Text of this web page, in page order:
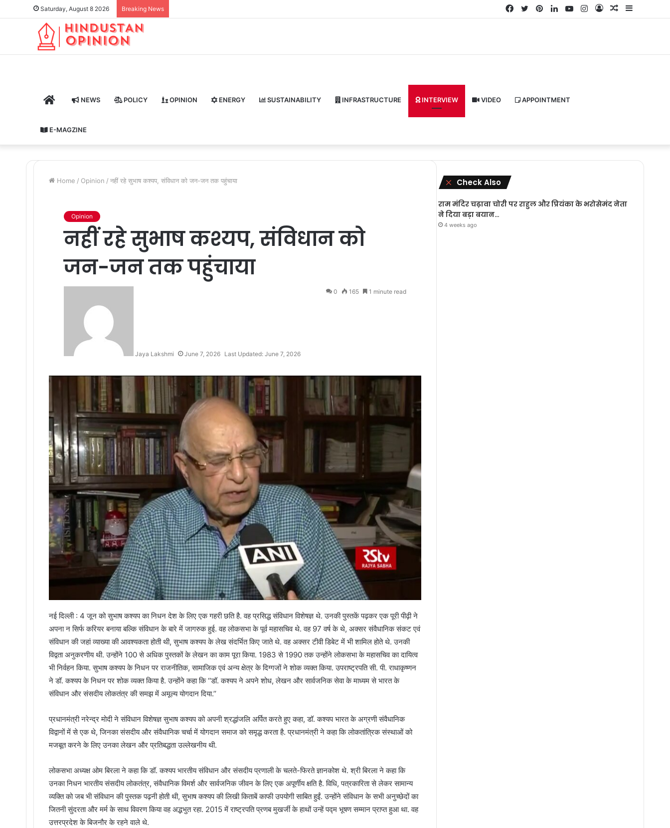
Saturday, August 8 2026 Breaking News Sidebar
Random
Log
Instagram
YouTube
LinkedIn
Pinterest
Twitter
Facebook
HOME NEWS POLICY OPINION ENERGY SUSTAINABILITY INFRASTRUCTURE INTERVIEW VIDEO APPOINTMENT
E-MAGZINE
Home / Opinion / नहीं रहे सुभाष कश्यप, संविधान को जन-जन तक पहुंचाया
Opinion
नहीं रहे सुभाष कश्यप, संविधान को
जन-जन तक पहुंचाया
Jaya Lakshmi June 7, 2026 Last Updated: June 7, 2026
0 165 1 minute read
नई दिल्ली : 4 जून को सुभाष कश्यप का निधन देश के लिए एक गहरी छति है. वह प्रसिद्ध संविधान विशेषज्ञ थे. उनकी पुस्तकें पढ़कर एक पूरी पीढ़ी ने
अपना न सिर्फ करियर बनाया बल्कि संविधान के बारे में जागरुक हुई. वह लोकसभा के पूर्व महासचिव थे. वह 97 वर्ष के थे, अक्सर संवैधानिक संकट एवं
संविधान की जहां व्याख्या की आवश्यकता होती थी, सुभाष कश्यप के लेख संदर्भित किए जाते थे. वह अक्सर टीवी डिबेट में भी शामिल होते थे. उनकी
विद्वता अनुकरणीय थी. उन्‍होंने 100 से अधिक पुस्तकों के लेखन का काम पूरा किया. 1983 से 1990 तक उन्होंने लोकसभा के महासचिव का दायित्व
भी निर्वहन किया. सुभाष कश्यप के निधन पर राजनीतिक, सामाजिक एवं अन्य क्षेत्र के दिग्गजों ने शोक व्यक्त किया. उपराष्ट्रपति सी. पी. राधाकृष्णन
ने डॉ. कश्यप के निधन पर शोक व्यक्त किया है. उन्‍होंने कहा कि ‘‘डॉ. कश्यप ने अपने शोध, लेखन और सार्वजनिक सेवा के माध्यम से भारत के
संविधान और संसदीय लोकतंत्र की समझ में अमूल्य योगदान दिया.’’
प्रधानमंत्री नरेन्‍द्र मोदी ने संविधान विशेषज्ञ सुभाष कश्यप को अपनी श्रद्धांजलि अर्पित करते हुए कहा, डॉ. कश्यप भारत के अग्रणी संवैधानिक
विद्वानों में से एक थे, जिनका संसदीय और संवैधानिक चर्चा में योगदान समाज को समृद्ध करता है. प्रधानमंत्री ने कहा कि लोकतांत्रिक संस्थाओं को
मजबूत करने के लिए उनका लेखन और प्रतिबद्धता उल्लेखनीय थी.
लोकसभा अध्यक्ष ओम बिरला ने कहा कि डॉ. कश्यप भारतीय संविधान और संसदीय प्रणाली के चलते-फिरते ज्ञानकोश थे. श्री बिरला ने कहा कि
उनका निधन भारतीय संसदीय लोकतंत्र, संवैधानिक विमर्श और सार्वजनिक जीवन के लिए एक अपूर्णीय क्षति है. विधि, पत्रकारिता से लेकर सामान्य
व्यक्ति को जब भी संविधान की पुस्तक पढ़नी होती थी, सुभाष कश्यप की लिखी किताबें काफी उपयोगी साबित हुईं. उन्होंने संविधान के सभी अनुच्छेदों का
जितनी सुंदरता और मर्म के साथ विवरण किया वह अद्भभुत रहा. 2015 में राष्ट्रपति प्रणब मुखर्जी के हाथों उन्हें पद्म भूषण सम्मान प्राप्त हुआ था. वह
उत्तरप्रदेश के बिजनौर के रहने वाले थे.
Check Also
Close
राम मंदिर चढ़ावा चोरी पर राहुल और प्रियंका के भरोसेमंद नेता
ने दिया बड़ा बयान…
4 weeks ago